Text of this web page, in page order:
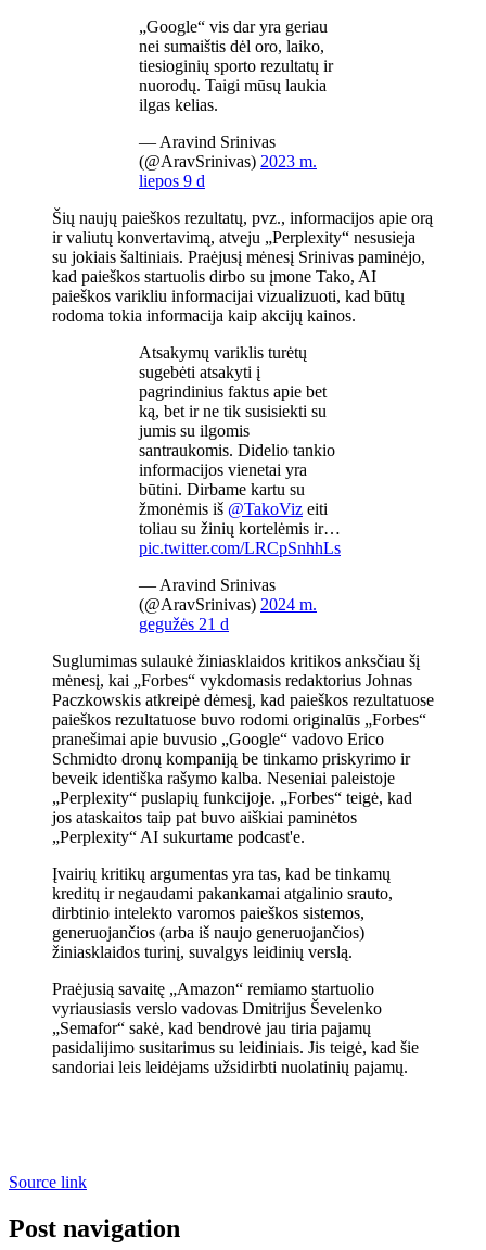
„Google“ vis dar yra geriau
nei sumaištis dėl oro, laiko,
tiesioginių sporto rezultatų ir
nuorodų. Taigi mūsų laukia
ilgas kelias.
— Aravind Srinivas
(@AravSrinivas) 2023 m.
liepos 9 d
Šių naujų paieškos rezultatų, pvz., informacijos apie orą
ir valiutų konvertavimą, atveju „Perplexity“ nesusieja
su jokiais šaltiniais. Praėjusį mėnesį Srinivas paminėjo,
kad paieškos startuolis dirbo su įmone Tako, AI
paieškos varikliu informacijai vizualizuoti, kad būtų
rodoma tokia informacija kaip akcijų kainos.
Atsakymų variklis turėtų
sugebėti atsakyti į
pagrindinius faktus apie bet
ką, bet ir ne tik susisiekti su
jumis su ilgomis
santraukomis. Didelio tankio
informacijos vienetai yra
būtini. Dirbame kartu su
žmonėmis iš @TakoViz eiti
toliau su žinių kortelėmis ir…
pic.twitter.com/LRCpSnhhLs
— Aravind Srinivas
(@AravSrinivas) 2024 m.
gegužės 21 d
Suglumimas sulaukė žiniasklaidos kritikos anksčiau šį
mėnesį, kai „Forbes“ vykdomasis redaktorius Johnas
Paczkowskis atkreipė dėmesį, kad paieškos rezultatuose
paieškos rezultatuose buvo rodomi originalūs „Forbes“
pranešimai apie buvusio „Google“ vadovo Erico
Schmidto dronų kompaniją be tinkamo priskyrimo ir
beveik identiška rašymo kalba. Neseniai paleistoje
„Perplexity“ puslapių funkcijoje. „Forbes“ teigė, kad
jos ataskaitos taip pat buvo aiškiai paminėtos
„Perplexity“ AI sukurtame podcast'e.
Įvairių kritikų argumentas yra tas, kad be tinkamų
kreditų ir negaudami pakankamai atgalinio srauto,
dirbtinio intelekto varomos paieškos sistemos,
generuojančios (arba iš naujo generuojančios)
žiniasklaidos turinį, suvalgys leidinių verslą.
Praėjusią savaitę „Amazon“ remiamo startuolio
vyriausiasis verslo vadovas Dmitrijus Ševelenko
„Semafor“ sakė, kad bendrovė jau tiria pajamų
pasidalijimo susitarimus su leidiniais. Jis teigė, kad šie
sandoriai leis leidėjams užsidirbti nuolatinių pajamų.
Source link
Post navigation